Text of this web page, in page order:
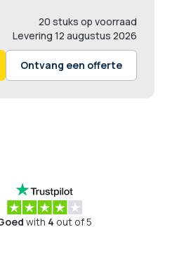
20 stuks op voorraad
Levering 12 augustus 2026
Ontvang een offerte
with 4 out of 5